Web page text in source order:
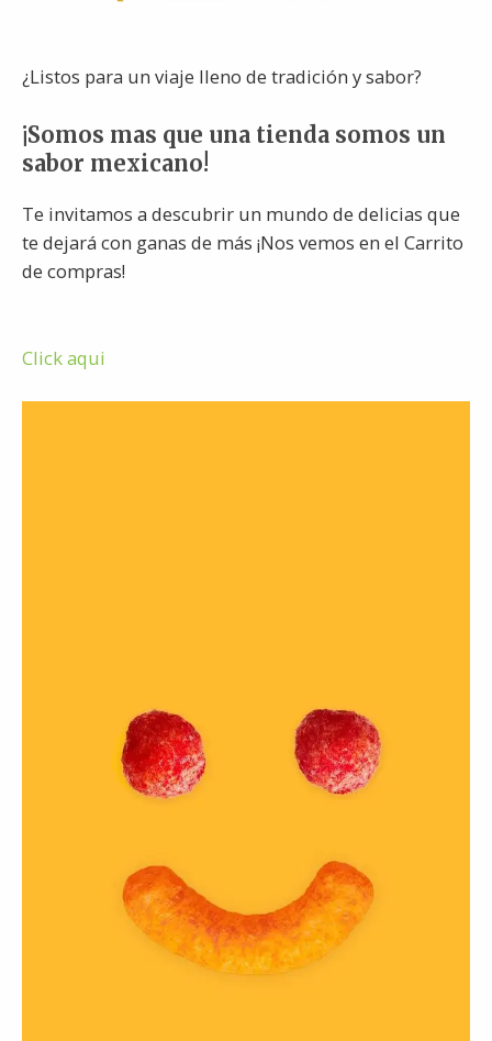
¿Listos para un viaje lleno de tradición y sabor?
¡Somos mas que una tienda somos un
sabor mexicano!
Te invitamos a descubrir un mundo de delicias que
te dejará con ganas de más ¡Nos vemos en el Carrito
de compras!
Click aqui